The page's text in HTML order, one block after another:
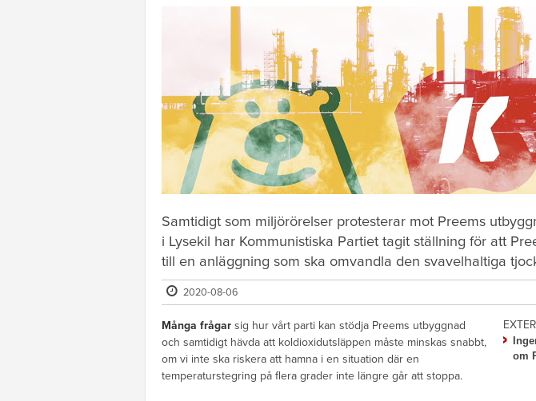
Samtidigt som miljörörelser protesterar mot Preems
i Lysekil har Kommunistiska Partiet tagit ställning för att
till en anläggning som ska omvandla den svavelhaltiga
2020-08-06
om
Många frågar sig hur vårt parti kan stödja Preems utbyggnad
och samtidigt hävda att koldioxidutsläppen måste minskas snabbt,
om vi inte ska riskera att hamna i en situation där en
temperaturstegring på flera grader inte längre går att stoppa.